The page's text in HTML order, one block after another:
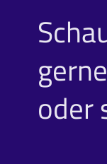
oder